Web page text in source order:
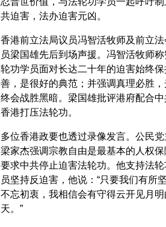
共迫害，法办迫害元凶。
香港前立法局议员冯智活牧师及前立法
员梁国雄先后到场声援。冯智活牧师
轮功学员面对长达二十年的迫害始终保
善，是很好的典范；并强调真理必胜，
终会战胜黑暗。梁国雄批评港府配合中
香港打压法轮功。
多位香港政要也透过录像发言。公民党
梁家杰强调宗教自由是最基本的人权保
要求中共停止迫害法轮功。他支持法轮
员坚持反迫害，他说：“只要我们有所
不忘初衷，我相信会有守得云开见月明
天。”